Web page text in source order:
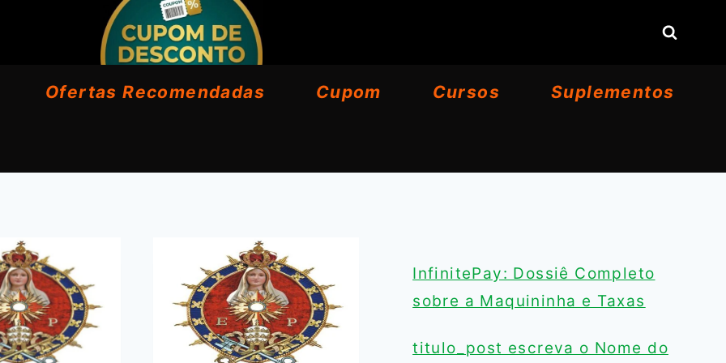
Ofertas Recomendadas Cupom Cursos Suplementos
InfinitePay: Dossiê Completo
sobre a Maquininha e Taxas
titulo_post escreva o Nome do